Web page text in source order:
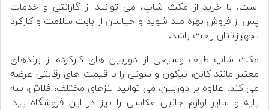
است. با خرید از مکث شاپ، می توانید از گارانتی و خدمات
پس از فروش بهره مند شوید و خیالتان از بابت سلامت و کارکرد
تجهیزاتتان راحت باشد.
مکث شاپ طیف وسیعی از دوربین های کارکرده از برندهای
معتبر مانند کانن، نیکون و سونی را با قیمت های رقابتی عرضه
می کند. علاوه بر دوربین، می توانید لنزهای مختلف، فلاش، سه
پایه و سایر لوازم جانبی عکاسی را نیز در این فروشگاه پیدا